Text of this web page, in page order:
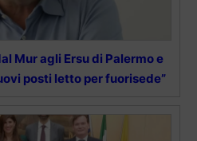
Mur agli Ersu di Palermo e
posti letto per fuorisede”